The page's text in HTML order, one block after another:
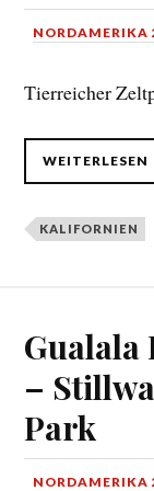
NORDAMERIKA
Tierreicher
WEITERLESEN
KALIFORNIEN
Gualala
–
Park
NORDAMERIKA